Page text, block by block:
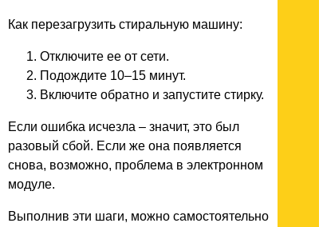
Как перезагрузить стиральную машину:
Отключите ее от сети.
Подождите 10–15 минут.
Включите обратно и запустите стирку.
Если ошибка исчезла – значит, это был
разовый сбой. Если же она появляется
снова, возможно, проблема в электронном
модуле.
Выполнив эти шаги, можно самостоятельно